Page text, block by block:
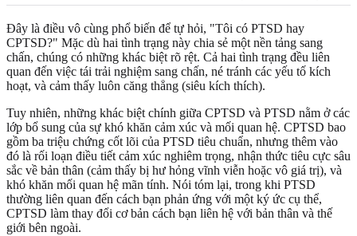
Đây là điều vô cùng phổ biến để tự hỏi, "Tôi có PTSD hay
CPTSD?" Mặc dù hai tình trạng này chia sẻ một nền tảng sang
chấn, chúng có những khác biệt rõ rệt. Cả hai tình trạng đều liên
quan đến việc tái trải nghiệm sang chấn, né tránh các yếu tố kích
hoạt, và cảm thấy luôn căng thẳng (siêu kích thích).
Tuy nhiên, những khác biệt chính giữa CPTSD và PTSD nằm ở các
lớp bổ sung của sự khó khăn cảm xúc và mối quan hệ. CPTSD bao
gồm ba triệu chứng cốt lõi của PTSD tiêu chuẩn, nhưng thêm vào
đó là rối loạn điều tiết cảm xúc nghiêm trọng, nhận thức tiêu cực sâu
sắc về bản thân (cảm thấy bị hư hỏng vĩnh viễn hoặc vô giá trị), và
khó khăn mối quan hệ mãn tính. Nói tóm lại, trong khi PTSD
thường liên quan đến cách bạn phản ứng với một ký ức cụ thể,
CPTSD làm thay đổi cơ bản cách bạn liên hệ với bản thân và thế
giới bên ngoài.